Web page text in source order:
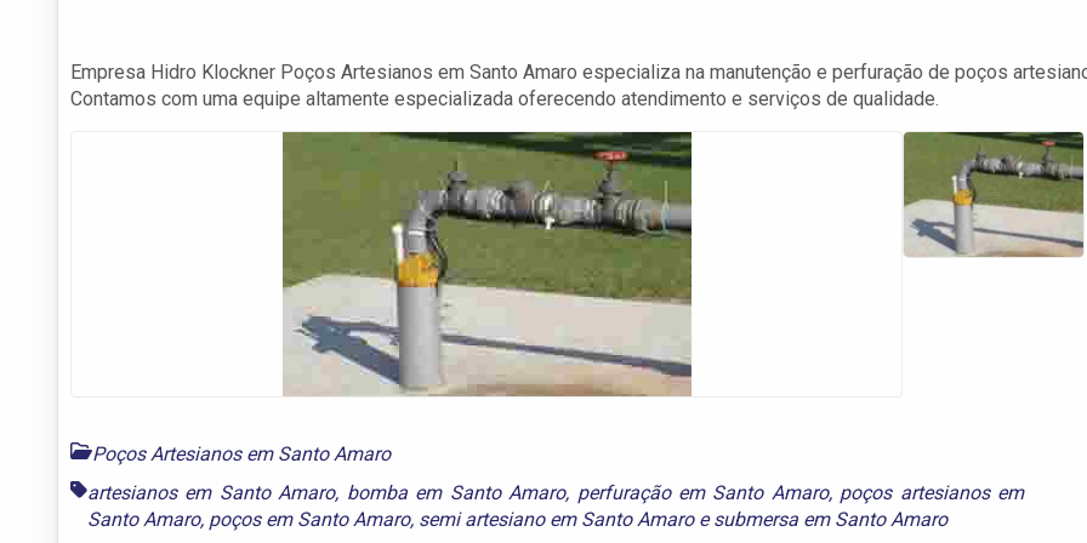
Empresa Hidro Klockner Poços Artesianos em Santo Amaro especializa na manutenção e perfuração de poços
Contamos com uma equipe altamente especializada oferecendo atendimento e serviços de qualidade.
Poços Artesianos em Santo Amaro
artesianos em Santo Amaro, bomba em Santo Amaro, perfuração em Santo Amaro, poços artesianos em
Santo Amaro, poços em Santo Amaro, semi artesiano em Santo Amaroesubmersa em Santo Amaro